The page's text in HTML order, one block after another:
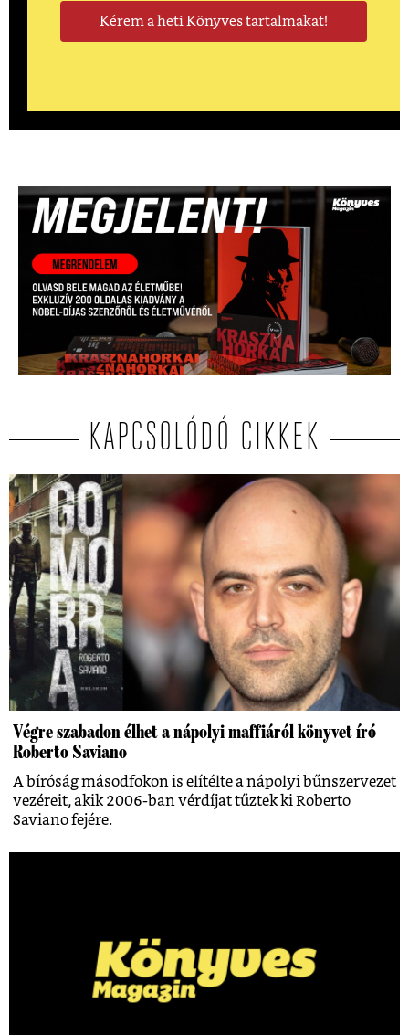
KAPCSOLÓDÓ CIKKEK
Végre szabadon élhet a nápolyi maffiáról könyvet író
Roberto Saviano
A bíróság másodfokon is elítélte a nápolyi bűnszervezet
vezéreit, akik 2006-ban vérdíjat tűztek ki Roberto
Saviano fejére.